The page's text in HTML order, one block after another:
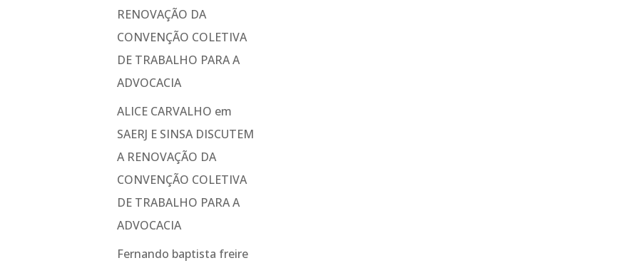
RENOVAÇÃO DA
CONVENÇÃO COLETIVA
DE TRABALHO PARA A
ADVOCACIA
ALICE CARVALHO em
SAERJ E SINSA DISCUTEM
A RENOVAÇÃO DA
CONVENÇÃO COLETIVA
DE TRABALHO PARA A
ADVOCACIA
Fernando baptista freire